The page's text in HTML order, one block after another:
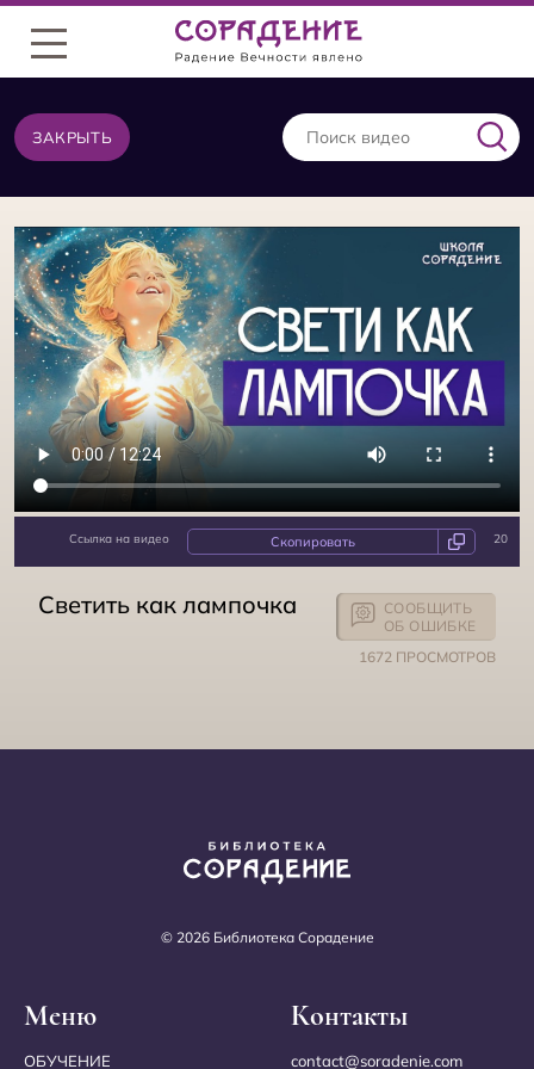
Меню
ЗАКРЫТЬ
Ссылка на видео 20
Светить как лампочка
СООБЩИТЬ
ОБ ОШИБКЕ
1672 ПРОСМОТРОВ
ВИДЕО ИЗ ТОЙ ЖЕ КАТЕГОРИИ
© 2026 Библиотека Сорадение
Меню
ОБУЧЕНИЕ
Контакты
contact@soradenie.com